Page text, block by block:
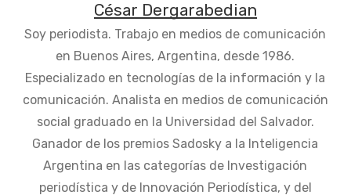
César Dergarabedian
Soy periodista. Trabajo en medios de comunicación
en Buenos Aires, Argentina, desde 1986.
Especializado en tecnologías de la información y la
comunicación. Analista en medios de comunicación
social graduado en la Universidad del Salvador.
Ganador de los premios Sadosky a la Inteligencia
Argentina en las categorías de Investigación
periodística y de Innovación Periodística, y del